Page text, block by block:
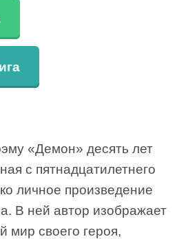
«Демон» десять лет
с пятнадцатилетнего
личное произведение
В ней автор изображает
мир своего героя,